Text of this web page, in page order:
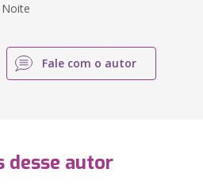
Fale com o autor
desse autor